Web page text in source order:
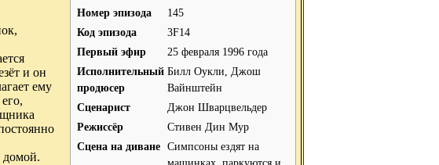
Номер эпизода
145
Код эпизода
3F14
Первый эфир
25 февраля 1996 года
Исполнительный
продюсер
Билл Оукли, Джош
Вайнштейн
Сценарист
Джон Шварцвельдер
Режиссёр
Стивен Дин Мур
Сцена на диване Симпсоны ездят на
и он
ему
домой.